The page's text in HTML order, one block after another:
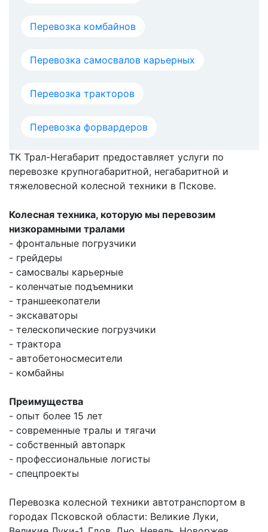
Перевозка комбайнов
Перевозка самосвалов карьерных
Перевозка тракторов
Перевозка форвардеров
ТК Трал-Негабарит предоставляет услуги по
перевозке крупногабаритной, негабаритной и
тяжеловесной колесной техники в Пскове.
Колесная техника, которую мы перевозим
низкорамными тралами
- фронтальные погрузчики
- грейдеры
- самосвалы карьерные
- коленчатые подъемники
- траншеекопатели
- экскаваторы
- телескопические погрузчики
- трактора
- автобетоносмесители
- комбайны
Преимущества
- опыт более 15 лет
- современные тралы и тягачи
- собственный автопарк
- профессиональные логисты
- спецпроекты
Перевозка колесной техники автотранспортом в
городах Псковской области: Великие Луки,